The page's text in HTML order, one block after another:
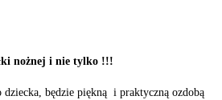
nożnej i nie tylko !!!
będzie piękną i praktyczną ozdobą